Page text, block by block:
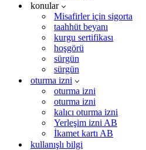
konular
Misafirler için sigorta
taahhüt beyanı
kurgu sertifikası
hoşgörü
sürgün
sürgün
oturma izni
oturma izni
oturma izni
kalıcı oturma izni
Yerleşim izni AB
İkamet kartı AB
kullanışlı bilgi